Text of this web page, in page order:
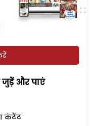
जुड़ेें और पाएं
कंटेंट